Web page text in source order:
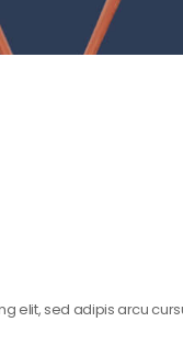
elit, sed adipis arcu